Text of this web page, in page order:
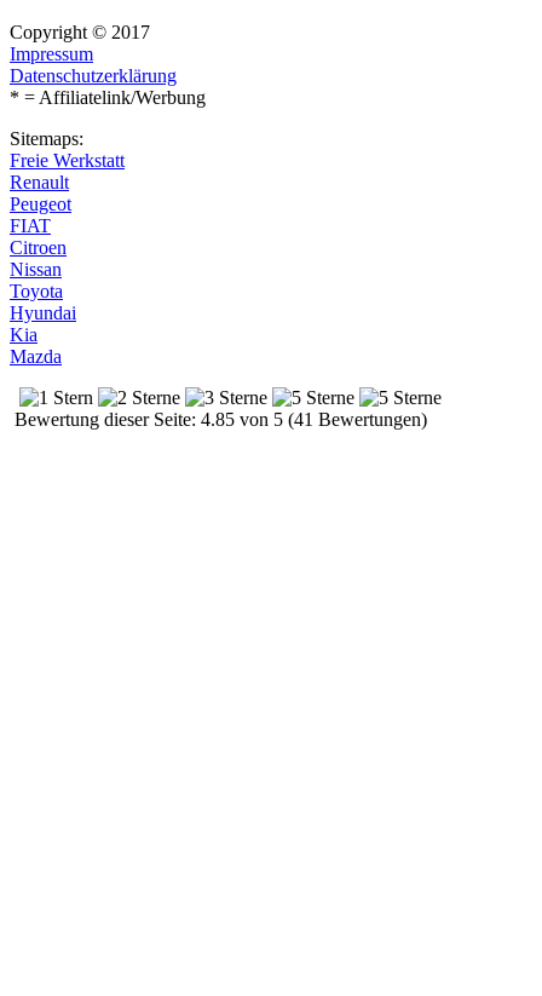
Copyright © 2017
Impressum
Datenschutzerklärung
* = Affiliatelink/Werbung
Sitemaps:
Freie Werkstatt
Renault
Peugeot
FIAT
Citroen
Nissan
Toyota
Hyundai
Kia
Mazda
Bewertung dieser Seite: 4.85 von 5 (41 Bewertungen)